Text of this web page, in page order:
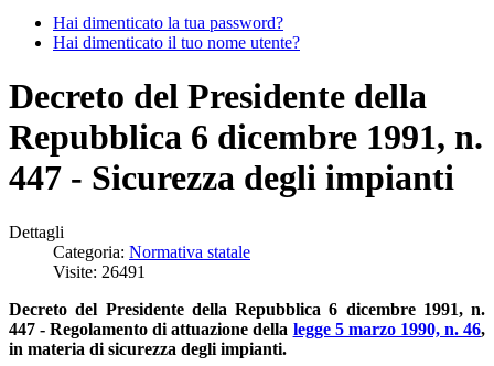
Hai dimenticato la tua password?
Hai dimenticato il tuo nome utente?
Decreto del Presidente della
Repubblica 6 dicembre 1991, n.
447 - Sicurezza degli impianti
Dettagli
Categoria: Normativa statale
Visite: 26491
Decreto del Presidente della Repubblica 6 dicembre 1991, n.
447 - Regolamento di attuazione della legge 5 marzo 1990, n. 46,
in materia di sicurezza degli impianti.